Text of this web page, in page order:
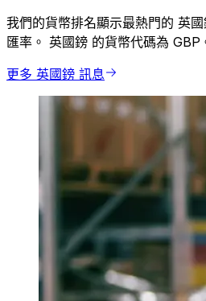
我們的貨幣排名顯示最熱門的 英
匯率。 英國鎊 的貨幣代碼為 GBP
更多 英國鎊 訊息